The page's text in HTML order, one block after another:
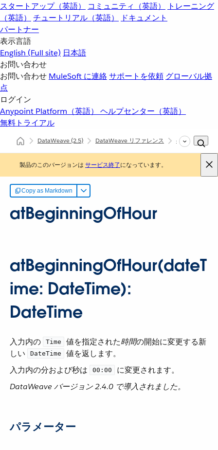
スタートアップ（英語）
コミュニティ（英語）
トレーニング
（英語）
チュートリアル（英語）
ドキュメント
パートナー
表示言語
English (Full site) 日本語
お問い合わせ
お問い合わせ MuleSoft に連絡サポートを依頼 グローバル拠
点
ログイン
Anypoint Platform（英語） ヘルプセンター（英語）
無料トライアル
DataWeave(2.5) DataWeave リファレンス dw::core::Dates
製品のこのバージョンは サービス終了になっています。
Copy as Markdown
atBeginningOfHour
atBeginningOfHour(dateT
ime: DateTime):
DateTime
入力内の ​ Time ​ 値を指定された​時間​の開始に変更する新
しい ​
DateTime
​ 値を返します。
入力内の分および秒は ​
00:00
​ に変更されます。
DataWeave バージョン 2.4.0 で導入されました。
パラメーター